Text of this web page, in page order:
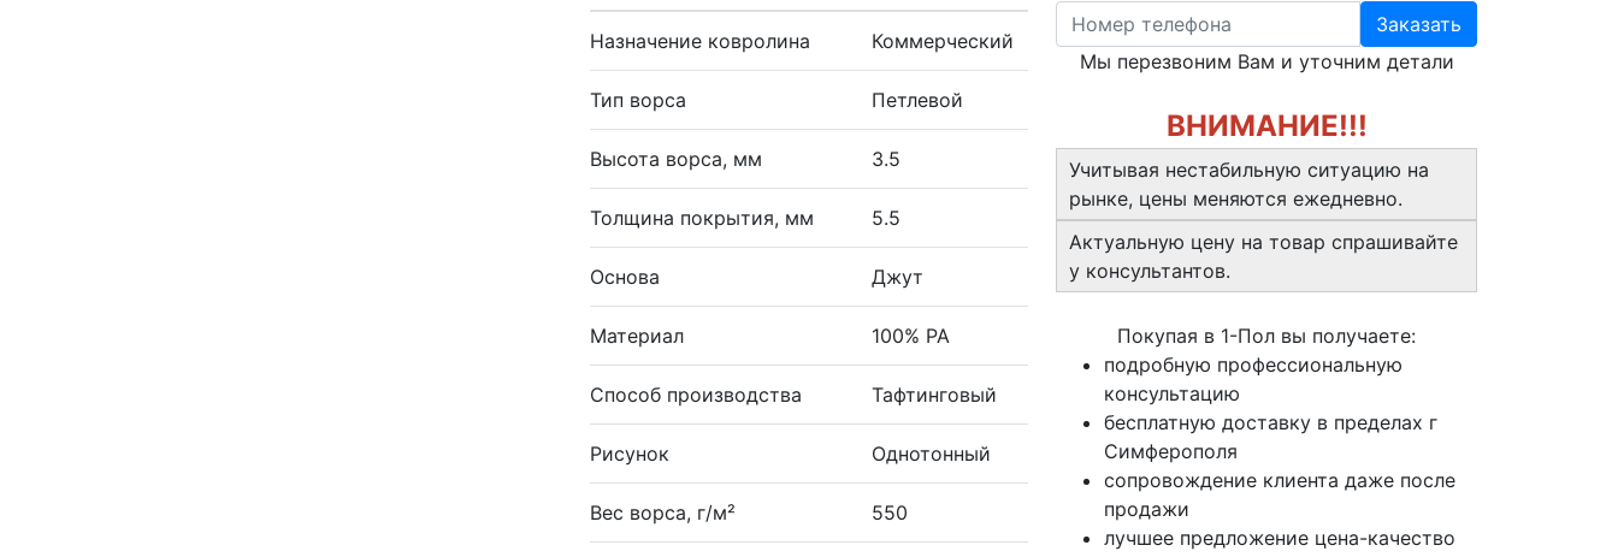
Назначение ковролина Коммерческий
Тип ворса Петлевой
Высота ворса, мм 3.5
Толщина покрытия, мм 5.5
Основа Джут
Материал 100% PA
Способ производства Тафтинговый
Рисунок Однотонный
Вес ворса, г/м² 550
Заказать
Мы перезвоним Вам и уточним детали
ВНИМАНИЕ!!!
Учитывая нестабильную ситуацию на
рынке, цены меняются ежедневно.
Актуальную цену на товар спрашивайте
у консультантов.
Покупая в 1-Пол вы получаете:
подробную профессиональную
консультацию
бесплатную доставку в пределах г
Симферополя
сопровождение клиента даже после
продажи
лучшее предложение цена-качество